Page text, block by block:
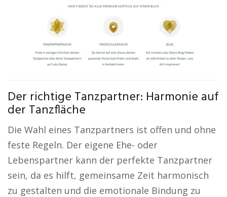
Der richtige Tanzpartner: Harmonie auf
der Tanzfläche
Die Wahl eines Tanzpartners ist offen und ohne
feste Regeln. Der eigene Ehe- oder
Lebenspartner kann der perfekte Tanzpartner
sein, da es hilft, gemeinsame Zeit harmonisch
zu gestalten und die emotionale Bindung zu